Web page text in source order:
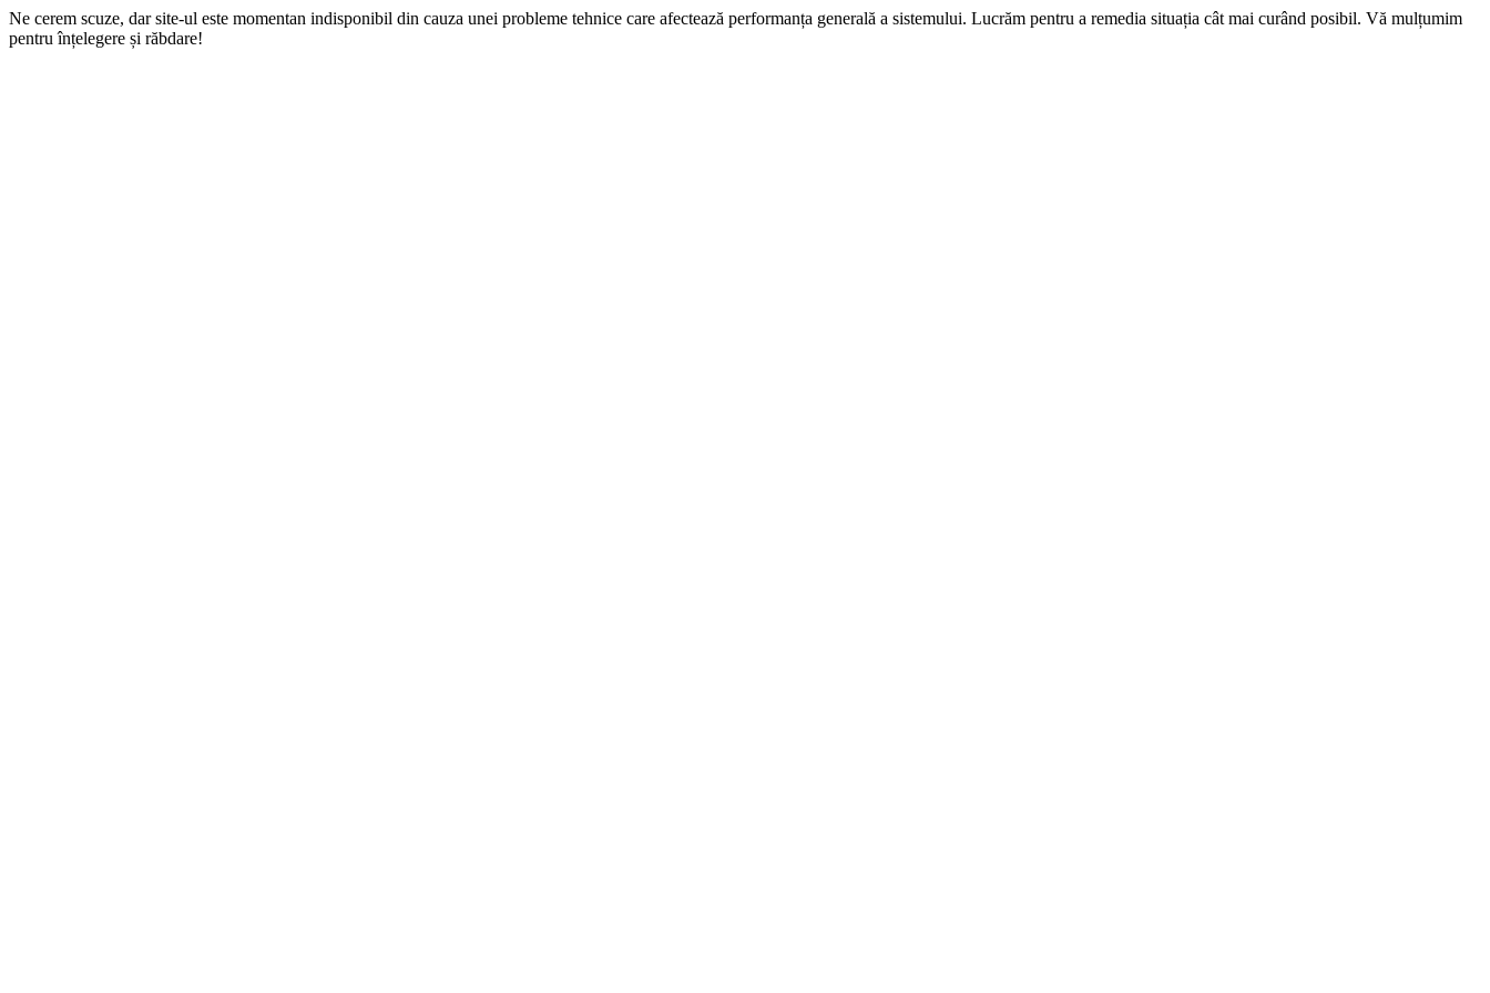
Ne cerem scuze, dar site-ul este momentan indisponibil din cauza unei probleme tehnice care afectează performanța generală a sistemului. Lucrăm pentru a remedia situația cât mai curând posibil. Vă mulțumim
pentru înțelegere și răbdare!